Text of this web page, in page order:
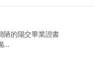
陋的陽交畢業證書
...